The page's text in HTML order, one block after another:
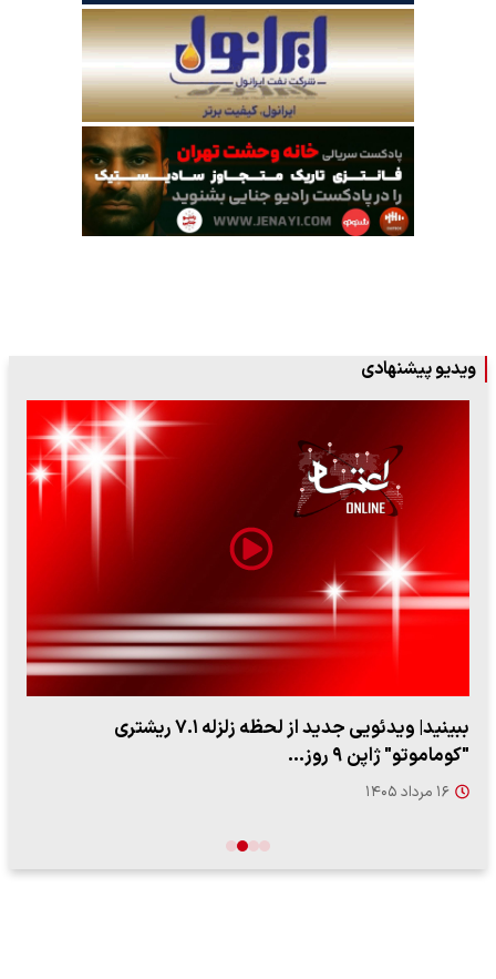
ویدیو پیشنهادی
ببینید| ویدئویی جدید از لحظه زلزله ۷.۱ ریشتری
"کوماموتو" ژاپن ۹ روز…
۱۶ مرداد ۱۴۰۵